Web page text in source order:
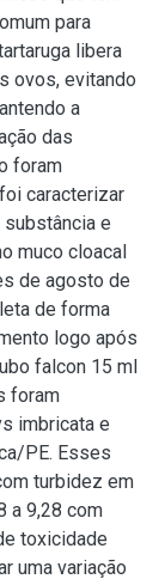
para
libera
ovos, evitando
a
das
foram
caracterizar
e
muco cloacal
de agosto de
de forma
logo após
falcon 15 ml
foram
imbricata e
PE. Esses
turbidez em
a 9,28 com
toxicidade
uma variação